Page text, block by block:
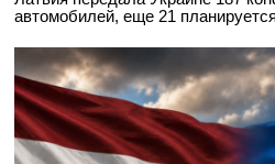
автомобилей, еще 21